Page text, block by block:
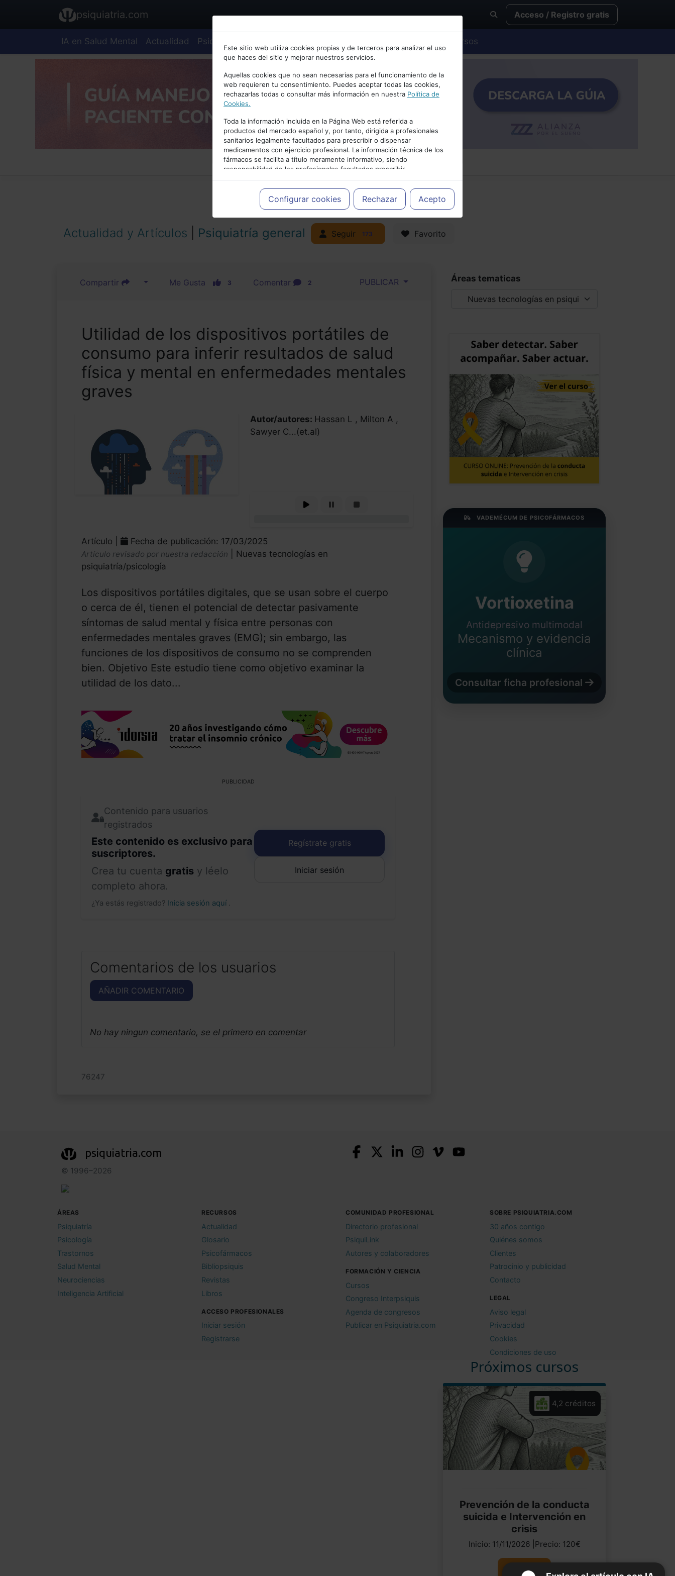
Bienvenid@ a psiquiatria.com
Escribe tu Email
Accede o regístrate con tu email.
Cancelar
psiquiatria.com Acceso / Registro gratis
IA en Salud Mental Actualidad Psiquiatría Cursos
Este sitio web utiliza cookies propias y de terceros para analizar el uso
que haces del sitio y mejorar nuestros servicios.
Aquellas cookies que no sean necesarias para el funcionamiento de la
web requieren tu consentimiento. Puedes aceptar todas las cookies,
rechazarlas todas o consultar más información en nuestra Política de
Cookies.
Toda la información incluida en la Página Web está referida a
productos del mercado español y, por tanto, dirigida a profesionales
sanitarios legalmente facultados para prescribir o dispensar
medicamentos con ejercicio profesional. La información técnica de los
fármacos se facilita a título meramente informativo, siendo
responsabilidad de los profesionales facultados prescribir
medicamentos y decidir, en cada caso concreto, el tratamiento más
adecuado a las necesidades del paciente.
Configurar cookies Rechazar Acepto
PUBLICIDAD
Actualidad y Artículos Psiquiatría general Seguir 173 Favorito
Compartir Me Gusta 3 Comentar 2 PUBLICAR
Utilidad de los dispositivos portátiles de
consumo para inferir resultados de salud
física y mental en enfermedades mentales
graves
Autor/autores: Hassan L , Milton A ,
Sawyer C...(et.al)
Artículo | Fecha de publicación: 17/03/2025
Artículo revisado por nuestra redacción | Nuevas tecnologías en
psiquiatría/psicología
Los dispositivos portátiles digitales, que se usan sobre el cuerpo
o cerca de él, tienen el potencial de detectar pasivamente
síntomas de salud mental y física entre personas con
enfermedades mentales graves (EMG); sin embargo, las
funciones de los dispositivos de consumo no se comprenden
bien. Objetivo Este estudio tiene como objetivo examinar la
utilidad de los dato...
PUBLICIDAD
Contenido para usuarios
registrados
Este contenido es exclusivo para
suscriptores.
Crea tu cuenta gratis y léelo
completo ahora.
¿Ya estás registrado? Inicia sesión aquí .
Regístrate gratis
Iniciar sesión
Comentarios de los usuarios
AÑADIR COMENTARIO
No hay ningun comentario, se el primero en comentar
76247
Áreas tematicas
VADEMÉCUM DE PSICOFÁRMACOS
Vortioxetina
Antidepresivo multimodal
Mecanismo y evidencia
clínica
Consultar ficha profesional
Próximos cursos
4,2 créditos
Prevención de la conducta
suicida e Intervención en
crisis
Inicio: 11/11/2026 |Precio: 120€
Ver curso
psiquiatria.com
© 1996–2026
ÁREAS
Psiquiatría
Psicología
Trastornos
Salud Mental
Neurociencias
Inteligencia Artificial
RECURSOS
Actualidad
Glosario
Psicofármacos
Bibliopsiquis
Revistas
Libros
ACCESO PROFESIONALES
Iniciar sesión
Registrarse
COMUNIDAD PROFESIONAL
Directorio profesional
PsiquiLink
Autores y colaboradores
FORMACIÓN Y CIENCIA
Cursos
Congreso Interpsiquis
Agenda de congresos
Publicar en Psiquiatria.com
SOBRE PSIQUIATRIA.COM
30 años contigo
Quiénes somos
Clientes
Patrocinio y publicidad
Contacto
LEGAL
Aviso legal
Privacidad
Cookies
Condiciones de uso